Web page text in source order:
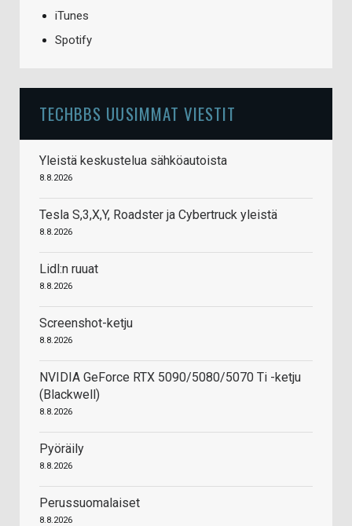
iTunes
Spotify
TECHBBS UUSIMMAT VIESTIT
Yleistä keskustelua sähköautoista
8.8.2026
Tesla S,3,X,Y, Roadster ja Cybertruck yleistä
8.8.2026
Lidl:n ruuat
8.8.2026
Screenshot-ketju
8.8.2026
NVIDIA GeForce RTX 5090/5080/5070 Ti -ketju
(Blackwell)
8.8.2026
Pyöräily
8.8.2026
Perussuomalaiset
8.8.2026